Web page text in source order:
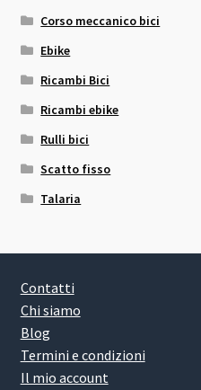
Corso meccanico bici
Ebike
Ricambi Bici
Ricambi ebike
Rulli bici
Scatto fisso
Talaria
Contatti
Chi siamo
Blog
Termini e condizioni
Il mio account